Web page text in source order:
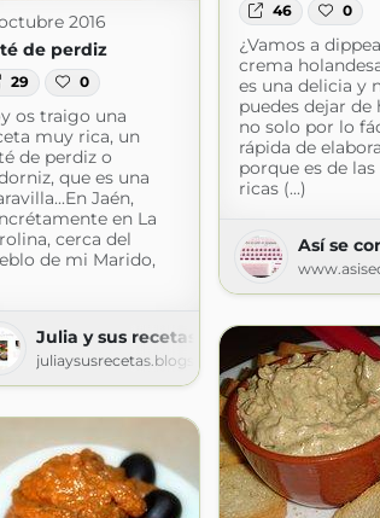
46 0
¿Vamos a
crema
es una delicia y
puedes dejar de
no solo por lo
rápida de
porque es de las
ricas (...)
Así se
2016
de perdiz
29 0
os traigo una
muy rica, un
de perdiz o
que es una
Jaén,
en La
cerca del
de mi Marido,
Julia y sus recetas
juliaysusrecetas.blogspot.com